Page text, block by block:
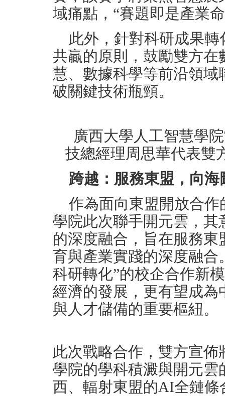
域痛點，“賽題即是產業
此外，針對科研成果
共贏的原則，鼓勵雙方
慧、數據科學等前沿領
破關鍵技術瓶頸。
廣西大學人工智慧學
技總經理周思華代表雙
跨越：服務東盟，向海
作為面向東盟開放合
學院此次聯手開元雲，
的深度融合，旨在服務
育與產業實踐的深度融
科研轉化”的校企合作新
經濟的發展，更有望成
與人才儲備的重要樞紐。
此次戰略合作，雙方宣
學院的學科積澱與開元
西、輻射東盟的AI全鏈條